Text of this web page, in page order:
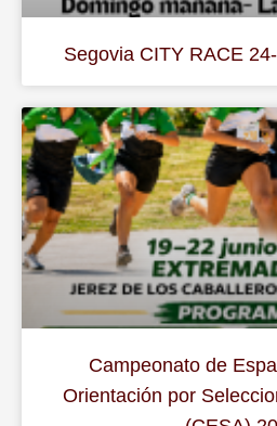
Segovia CITY RACE
Campeonato de
Orientación por